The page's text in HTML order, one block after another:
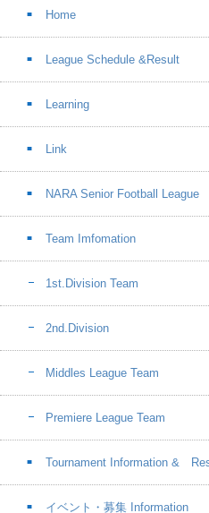
Home
League Schedule &Result
Learning
Link
NARA Senior Football League
Team Imfomation
1st.Division Team
2nd.Division
Middles League Team
Premiere League Team
Tournament Information &
イベント・募集 Information